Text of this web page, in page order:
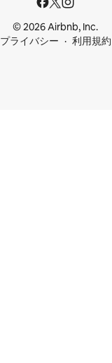
© 2026 Airbnb, Inc.
プライバシー
利用規約